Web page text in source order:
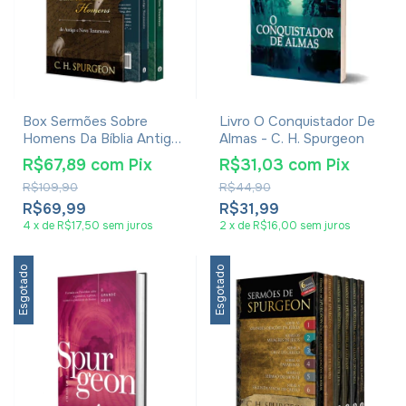
Box Sermões Sobre
Homens Da Bíblia Antigo
E Novo Testamento - C.
H. Spurgeon
R$69,99
R$109,90
R$67,89 com Pix
4 x de R$17,50 sem juros
Livro O Conquistador De
Almas - C. H. Spurgeon
R$31,99
R$44,90
R$31,03 com Pix
2 x de R$16,00 sem juros
Esgotado Esgotado